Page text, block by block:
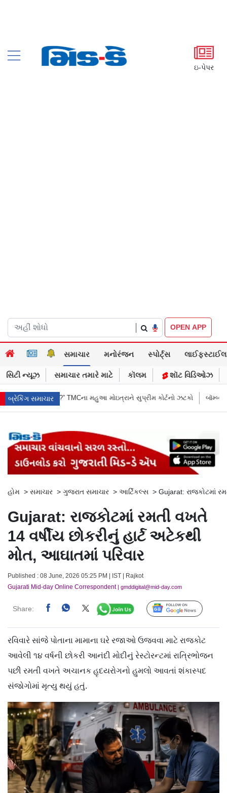
ઇ-પેપર
OPEN APP
સમાચાર મનોરંજન સ્પોર્ટ્સ લાઈફસ્ટાઈલ
સિટી ન્યૂઝ સમાચાર તમારે માટે કૉલમ શૉટ વિડિઓઝ
બ્રેકિંગ સમાચાર
સુપ્રીમ કોર્ટનો ઝટકો બૉમ્બની ધમકી બાદ મુંબઈમાં હાઈ ઍલર્ટ:
હોમ > સમાચાર > ગુજરાત સમાચાર > આર્ટિકલ્સ > Gujarat: રાજકોટમાં
Gujarat: રાજકોટમાં રમતી વખતે
14 વર્ષીય છોકરીનું હાર્ટ અટેકથી
મોત, આઘાતમાં પરિવાર
Published : 08 June, 2026 05:25 PM | IST | Rajkot
Gujarati Mid-day Online Correspondent| gmddigital@mid-day.com
Share: Follow Us
રવિવારે સાંજે પોતાના મામાના ઘરે રજાઓ ઉજવવા માટે રાજકોટ
આવેલી ૧૪ વર્ષની છોકરી આનંદી મોદીનું રેસ્ટોરન્ટમાં રાત્રિભોજન
પછી રમતી વખતે અચાનક હૃદયરોગનો હુમલો આવતાં શંકાસ્પદ
સંજોગોમાં મૃત્યુ થયું હતું.